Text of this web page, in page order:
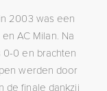
2003 was een
AC Milan. Na
0-0 en brachten
werden door
de finale dankzij